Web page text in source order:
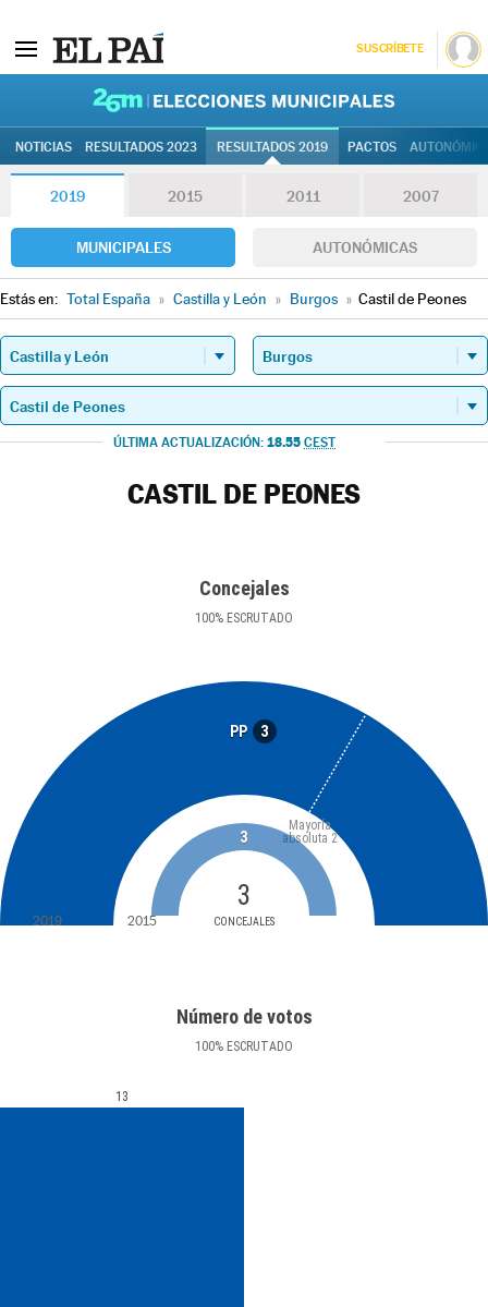
SUSCRÍBETE
NOTICIAS RESULTADOS 2023 RESULTADOS 2019 PACTOS
2019 2015 2011 2007
MUNICIPALES AUTONÓMICAS
Estás en: Total España » Castilla y León » Burgos » Castil de Peones
ÚLTIMA ACTUALIZACIÓN: 18.55 CEST
CASTIL DE PEONES
Concejales
100% ESCRUTADO
PP 3
3
CONCEJALES
Mayoría
absoluta 2
3
2019 2015
Número de votos
100% ESCRUTADO
13